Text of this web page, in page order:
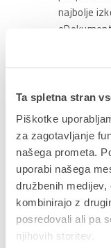
Ta spletna stran
Piškotke
za zagotavljanje
našega prometa.
uporabi našega
družbenih
kombinirajo z
posredovali ali pa
njihovih storitev.
najbolje
Storitev
Razširitev
hrambe